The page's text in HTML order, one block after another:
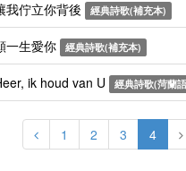
佇立你背後 經典詩歌(補充本)
一生愛你 經典詩歌(補充本)
ik houd van U 經典詩歌(菏蘭
1 2 3 4